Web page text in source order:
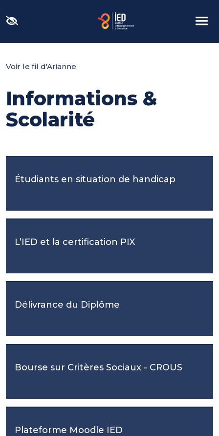
Voir le fil d'Arianne
Informations &
Scolarité
Étudiants en situation de handicap
L’IED et la certification PIX
Délivrance du Diplôme
Bourse sur Critères Sociaux - CROUS
Plateforme Moodle IED